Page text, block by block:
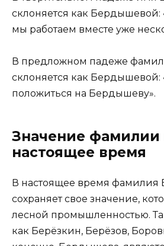
склоняется как
мы работаем вместе уже
В предложном падеже
склоняется как Бердышевой:
положиться на Бердышеву».
Значение фамилии
настоящее время
В настоящее время фамилия
сохраняет свое значение,
лесной промышленностью.
как Берёзкин, Берёзов,